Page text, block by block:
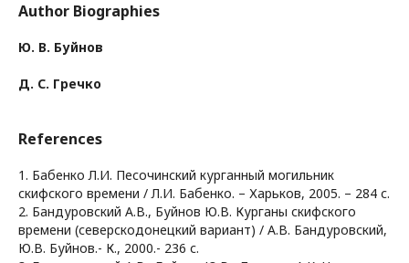
Author Biographies
Ю. В. Буйнов
Д. С. Гречко
References
1. Бабенко Л.И. Песочинский курганный могильник
скифского времени / Л.И. Бабенко. – Харьков, 2005. – 284 с.
2. Бандуровский А.В., Буйнов Ю.В. Курганы скифского
времени (северскодонецкий вариант) / А.В. Бандуровский,
Ю.В. Буйнов.- К., 2000.- 236 с.